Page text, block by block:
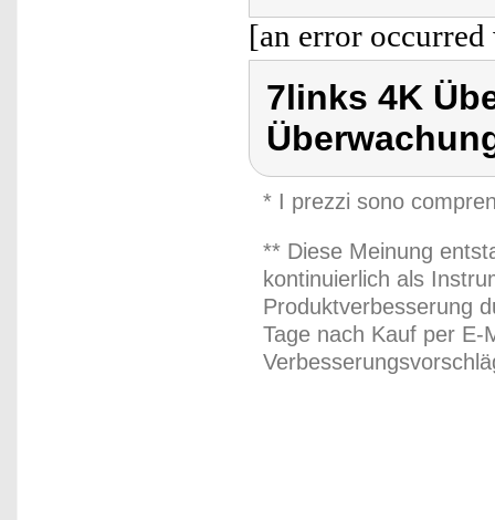
[an error
7links 4K
* I prezzi sono
** Diese Meinung
kontinuierlich als
Produktverbesserung
Tage nach Kauf per E-